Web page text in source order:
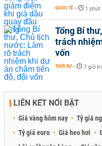
QUỐC TẾ - 1
Tổng Bí
trách
vốn
THỜI SỰ - 7 giờ
LIÊN KẾT NỔI BẬT
Giá vàng hôm nay Tỷ giá
Tỷ giá euro
Giá heo hơi